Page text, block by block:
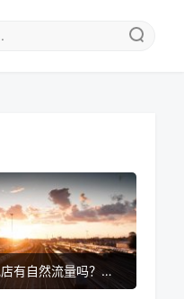
拼多多旗舰店有自然流量吗？有什么优势？